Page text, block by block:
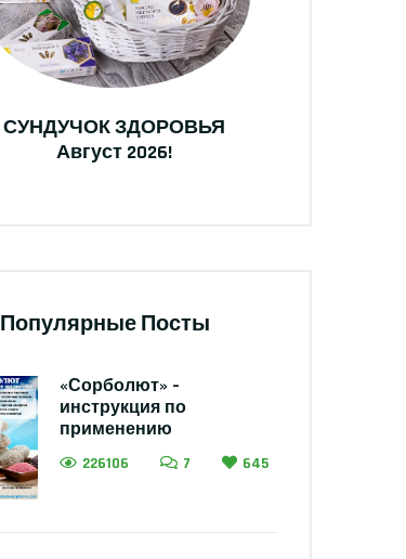
СУНДУЧОК ЗДОРОВЬЯ
Август 2026!
Популярные Посты
«Сорболют» –
инструкция по
применению
226106 7 645